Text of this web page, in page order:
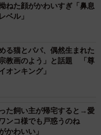
ねた顔がかわいすぎ「鼻息
ベル」
る猫とパパ、偶然生まれた
教画のよう」と話題 「尊
オンキング」
た飼い主が帰宅すると→愛
ンコ様でも戸惑うのね
かわいい」